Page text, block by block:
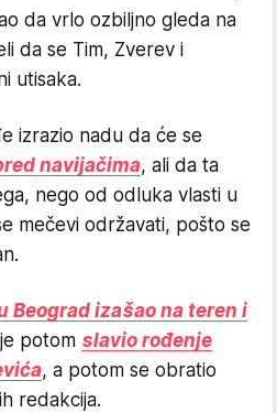
da vrlo ozbiljno gleda na
da se Tim, Zverev i
utisaka.
izrazio nadu da će se
navijačima, ali da ta
nego od odluka vlasti u
mečevi održavati, pošto se
Beograd izašao na teren i
potom slavio rođenje
, a potom se obratio
redakcija.